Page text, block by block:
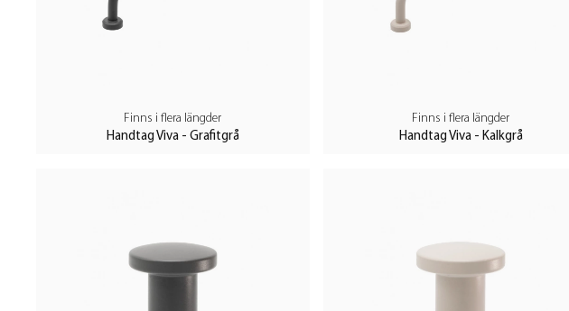
mångsidig färg som skapar en ljus och luftig känsla, idealisk för både moderna och
• Salviagrön: En lugnande och naturlig grön ton som för tankarna till fridfulla
Salviagrön tillför en fräsch och livfull atmosfär, idealisk för att föra in naturens lugn och
Matcha och kombinera för en enhetlig inredning
Finns i flera längder
Handtag Viva - Grafitgrå
Finns i flera längder
Handtag Viva - Kalkgrå